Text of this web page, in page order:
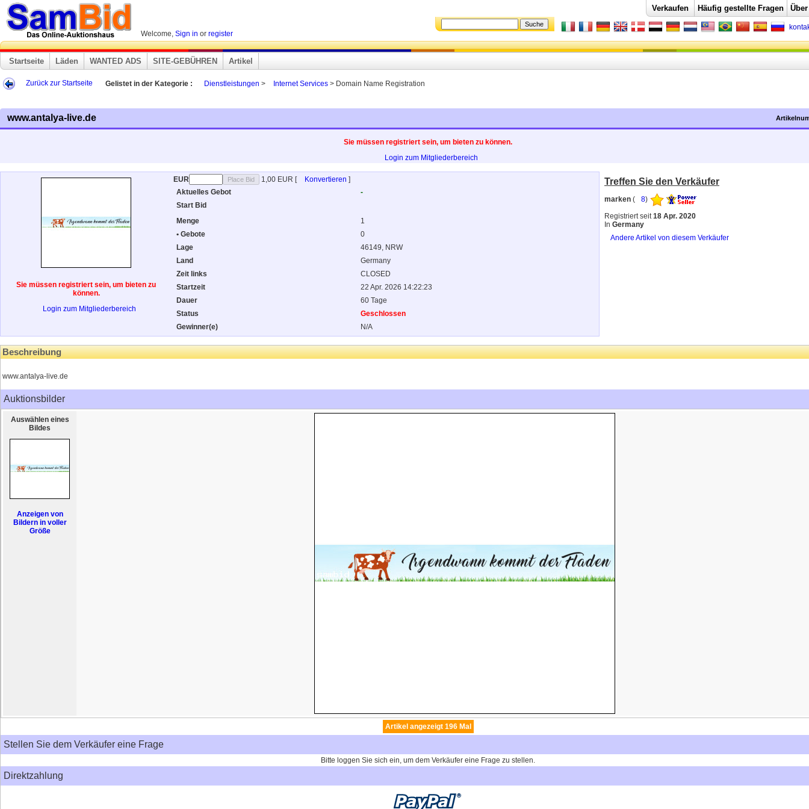
Welcome, Sign in or register
Verkaufen Häufig gestellte Fragen
Startseite Läden WANTED ADS SITE-GEBÜHREN Artikel
Zurück zur Startseite Gelistet in der Kategorie : Dienstleistungen > Internet Services > Domain Name Registration
www.antalya-live.de
Sie müssen registriert sein, um bieten zu können.
Login zum Mitgliederbereich
Sie müssen registriert sein, um bieten zu
können.
Login zum Mitgliederbereich
EUR 1,00 EUR [ Konvertieren ]
Aktuelles Gebot
-
Start Bid
Menge
1
• Gebote
0
Lage
46149, NRW
Land
Germany
Zeit links
CLOSED
Startzeit
22 Apr. 2026 14:22:23
Dauer
60 Tage
Status
Geschlossen
Gewinner(e)
N/A
Treffen Sie den Verkäufer
marken ( 8)
Registriert seit18 Apr. 2020
In Germany
Andere Artikel von diesem Verkäufer
Beschreibung
www.antalya-live.de
Auktionsbilder
Auswählen eines
Bildes
Anzeigen von
Bildern in voller
Größe
Artikel angezeigt 196 Mal
Stellen Sie dem Verkäufer eine Frage
Bitte loggen Sie sich ein, um dem Verkäufer eine Frage zu stellen.
Direktzahlung